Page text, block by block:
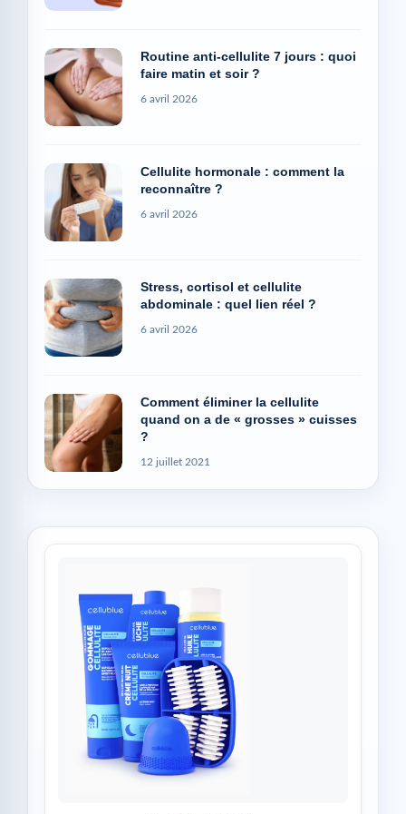
Routine anti-cellulite 7 jours : quoi
faire matin et soir ?
6 avril 2026
Cellulite hormonale : comment la
reconnaître ?
6 avril 2026
Stress, cortisol et cellulite
abdominale : quel lien réel ?
6 avril 2026
Comment éliminer la cellulite
quand on a de « grosses » cuisses
?
12 juillet 2021